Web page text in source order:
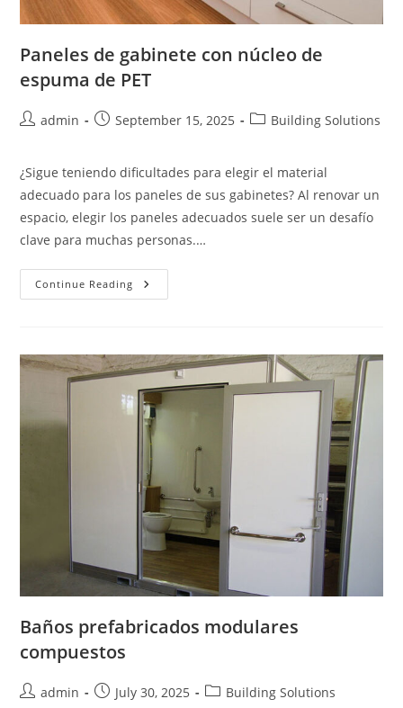
Paneles de gabinete con núcleo de
espuma de PET
Postadmin
PostSeptember 15, 2025
PostBuilding Solutions
¿Sigue teniendo dificultades para elegir el material
adecuado para los paneles de sus gabinetes? Al renovar un
espacio, elegir los paneles adecuados suele ser un desafío
clave para muchas personas.…
Continue Reading Paneles
De
Espuma
De
PET
Baños prefabricados modulares
compuestos
Postadmin
PostJuly 30, 2025
PostBuilding Solutions